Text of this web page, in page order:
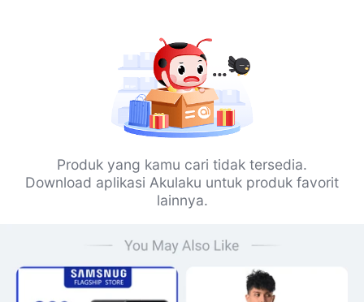
Produk yang kamu cari tidak tersedia.
Download aplikasi Akulaku untuk produk favorit
lainnya.